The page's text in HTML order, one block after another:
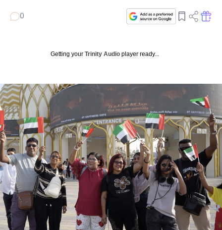
0
Getting your Trinity Audio player ready...